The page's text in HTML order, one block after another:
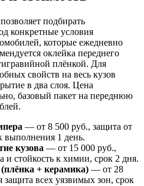
подбирать
конкретные условия
которые ежедневно
оклейка переднего
плёнкой. Для
свойств на весь кузов
в два слоя. Цена
базовый пакет на переднюю
— от 8 500 руб., защита от
выполнения 1 день.
кузова — от 15 000 руб.,
и стойкость к химии, срок 2 дня.
+ керамика) — от 28
защита всех уязвимых зон, срок